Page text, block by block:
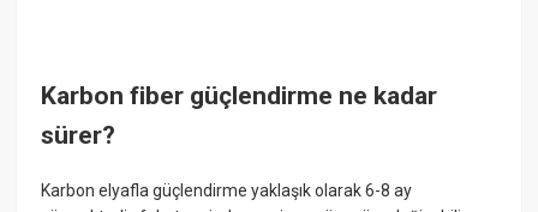
Karbon fiber güçlendirme ne kadar
sürer?
Karbon elyafla güçlendirme yaklaşık olarak 6-8 ay